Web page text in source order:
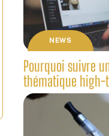
NEWS
Pourquoi suivre
thématique high-